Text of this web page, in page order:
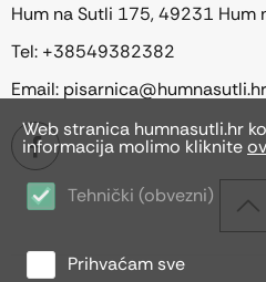
Hum na Sutli 175, 49231 Hum
Tel: +38549382382
Email: pisarnica@humnasutli.hr
Web stranica humnasutli.hr
informacija molimo kliknite
Tehnički (obvezni)
Prihvaćam sve